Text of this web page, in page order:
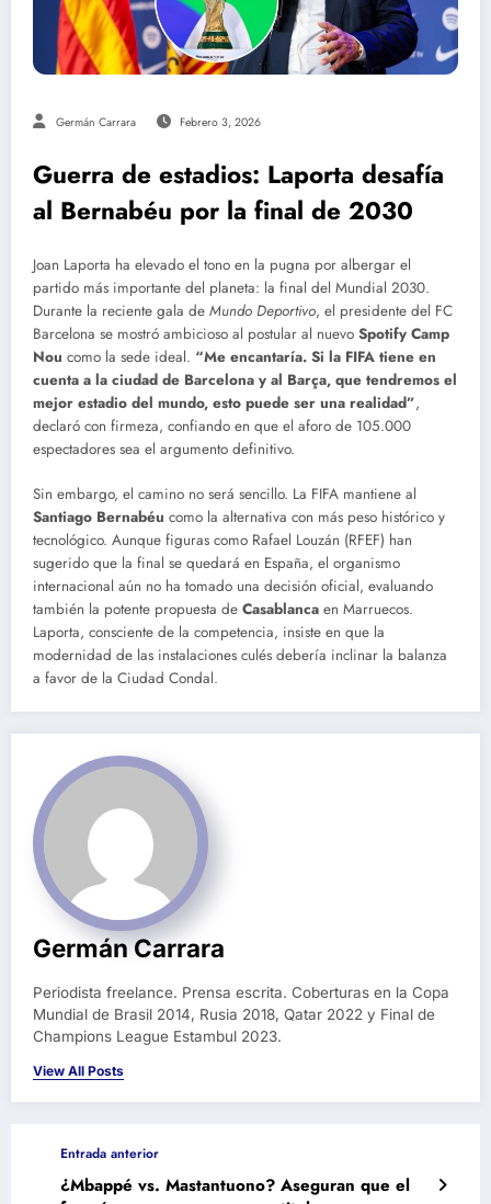
Germán Carrara Febrero 3, 2026
Guerra de estadios: Laporta desafía
al Bernabéu por la final de 2030
Joan Laporta ha elevado el tono en la pugna por albergar el
partido más importante del planeta: la final del Mundial 2030.
Durante la reciente gala de Mundo Deportivo, el presidente del FC
Barcelona se mostró ambicioso al postular al nuevo Spotify Camp
Nou como la sede ideal. “Me encantaría. Si la FIFA tiene en
cuenta a la ciudad de Barcelona y al Barça, que tendremos el
mejor estadio del mundo, esto puede ser una realidad”,
declaró con firmeza, confiando en que el aforo de 105.000
espectadores sea el argumento definitivo.
Sin embargo, el camino no será sencillo. La FIFA mantiene al
Santiago Bernabéu como la alternativa con más peso histórico y
tecnológico. Aunque figuras como Rafael Louzán (RFEF) han
sugerido que la final se quedará en España, el organismo
internacional aún no ha tomado una decisión oficial, evaluando
también la potente propuesta de Casablanca en Marruecos.
Laporta, consciente de la competencia, insiste en que la
modernidad de las instalaciones culés debería inclinar la balanza
a favor de la Ciudad Condal.
Germán Carrara
Periodista freelance. Prensa escrita. Coberturas en la Copa
Mundial de Brasil 2014, Rusia 2018, Qatar 2022 y Final de
Champions League Estambul 2023.
View All Posts
Entrada anterior
¿Mbappé vs. Mastantuono? Aseguran que el